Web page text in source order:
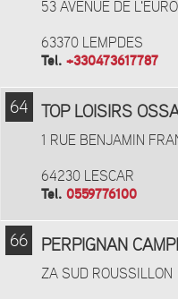
53 AVENUE DE
63370 LEMPDES
Tel. +330473617787
64 TOP LOISIRS
1 RUE BENJAMIN
64230 LESCAR
Tel. 0559776100
66 PERPIGNAN
ZA SUD ROUSSILLON